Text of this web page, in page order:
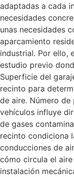
adaptadas a cada
necesidades
unas necesidades
aparcamiento
industrial. Por ello,
estudio previo
Superficie del
recinto para
de aire. Número
vehículos influye
de gases
recinto condiciona
conducciones de
cómo circula el
instalación